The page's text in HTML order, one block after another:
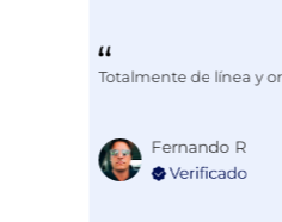
Totalmente de línea y
Fernando R